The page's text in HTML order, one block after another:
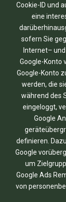
Cookie-ID und
eine
sofern Sie
Internet–
Google-Konto
Google-Konto
werden, die
während des
eingeloggt,
Google
definieren.
Google
um
Google Ads
von